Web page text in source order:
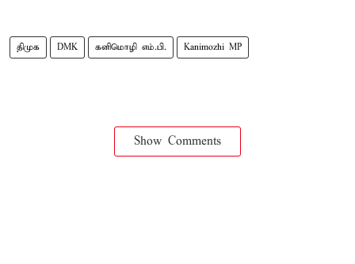
திமுக DMK கனிமொழி எம்.பி. Kanimozhi MP
Show Comments